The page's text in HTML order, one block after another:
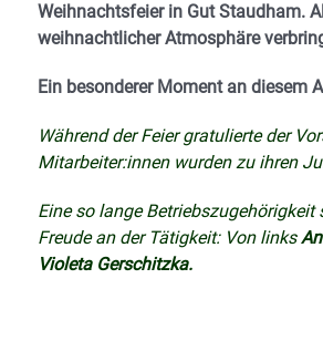
Weihnachtsfeier in Gut Staudham.
weihnachtlicher Atmosphäre
Ein besonderer Moment an diesem
Während der Feier gratulierte der
Mitarbeiter:innen wurden zu ihren
Eine so lange
Freude an der Tätigkeit: Von links
Violeta Gerschitzka.